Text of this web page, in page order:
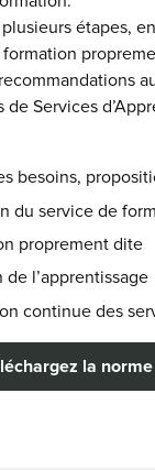
étapes,
de Services
besoins,
du service de
proprement dite
l’apprentissage
continue des
la norme